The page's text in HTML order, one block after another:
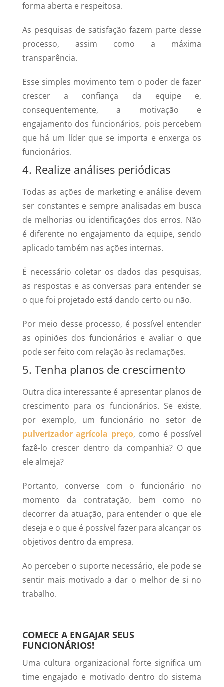
forma aberta e respeitosa.
As pesquisas de satisfação fazem parte desse
processo, assim como a máxima
transparência.
Esse simples movimento tem o poder de fazer
crescer a confiança da equipe e,
consequentemente, a motivação e
engajamento dos funcionários, pois percebem
que há um líder que se importa e enxerga os
funcionários.
4. Realize análises periódicas
Todas as ações de marketing e análise devem
ser constantes e sempre analisadas em busca
de melhorias ou identificações dos erros. Não
é diferente no engajamento da equipe, sendo
aplicado também nas ações internas.
É necessário coletar os dados das pesquisas,
as respostas e as conversas para entender se
o que foi projetado está dando certo ou não.
Por meio desse processo, é possível entender
as opiniões dos funcionários e avaliar o que
pode ser feito com relação às reclamações.
5. Tenha planos de crescimento
Outra dica interessante é apresentar planos de
crescimento para os funcionários. Se existe,
por exemplo, um funcionário no setor de
pulverizador agrícola preço, como é possível
fazê-lo crescer dentro da companhia? O que
ele almeja?
Portanto, converse com o funcionário no
momento da contratação, bem como no
decorrer da atuação, para entender o que ele
deseja e o que é possível fazer para alcançar os
objetivos dentro da empresa.
Ao perceber o suporte necessário, ele pode se
sentir mais motivado a dar o melhor de si no
trabalho.
COMECE A ENGAJAR SEUS
FUNCIONÁRIOS!
Uma cultura organizacional forte significa um
time engajado e motivado dentro do sistema